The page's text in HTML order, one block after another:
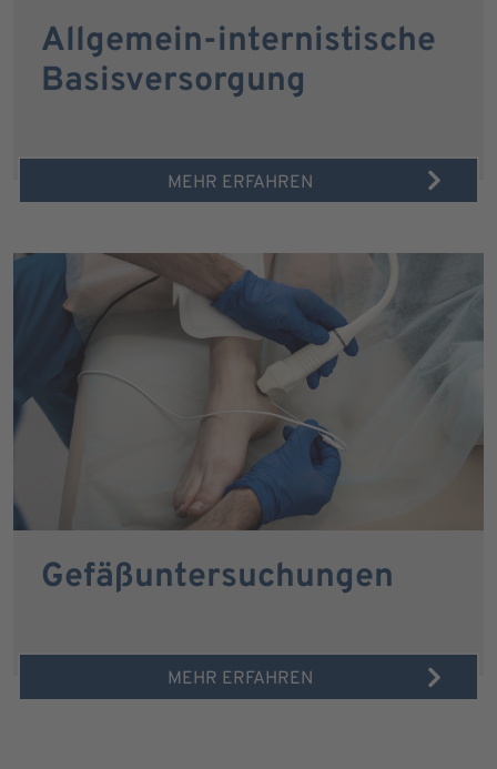
Allgemein-internistische
Basisversorgung
MEHR ERFAHREN
Gefäßuntersuchungen
MEHR ERFAHREN